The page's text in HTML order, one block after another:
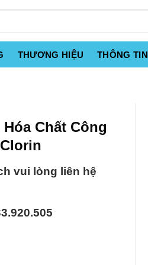
THƯƠNG HIỆU THÔNG TIN
Chất Công
vui lòng liên hệ